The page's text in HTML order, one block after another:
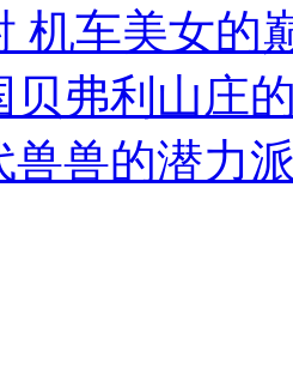
机车美女的
贝弗利山庄
兽兽的潜力